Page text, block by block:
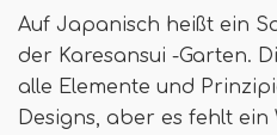
Auf Japanisch heißt ein
der Karesansui -Garten.
alle Elemente und
Designs, aber es fehlt